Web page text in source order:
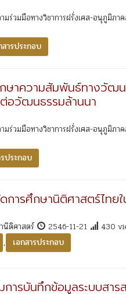
วมมือทางวิชาการฝรั่งเศส-อนุภูมิภาค
สารประกอบ
ษาความสัมพันธ์ทางวัฒ
อวัฒนธรรมล้านนา
วมมือทางวิชาการฝรั่งเศส-อนุภูมิภาค
รประกอบ
การศึกษานิติศาสตร์ไทย
นิติศาสตร์ 2546-11-21
430
, เอกสารประกอบ
การบันทึกข้อมูลระบบสา